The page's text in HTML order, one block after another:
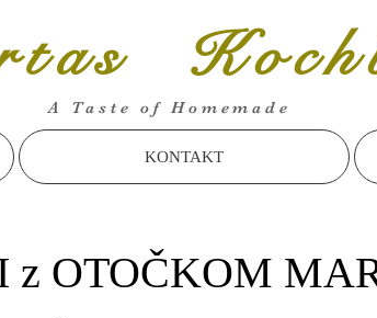
A Taste of Homemade
KONTAKT
z OTOČKOM